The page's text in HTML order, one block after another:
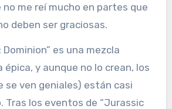
no me reí mucho en partes que
deben ser graciosas.
épica, y aunque no lo crean, los
se ven geniales) están casi
Tras los eventos de “Jurassic